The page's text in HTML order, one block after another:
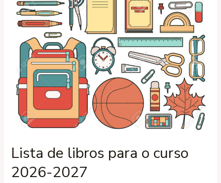
Lista de libros para o curso
2026-2027
2026-
2027